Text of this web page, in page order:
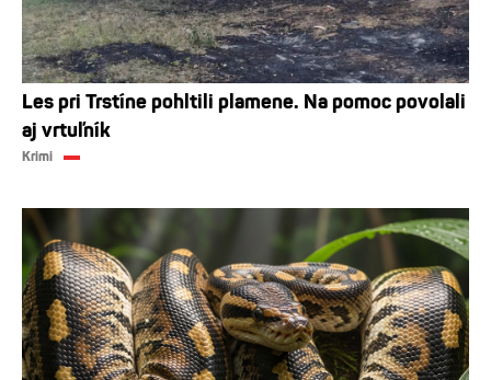
Les pri Trstíne pohltili plamene. Na pomoc povolali
aj vrtuľník
Krimi